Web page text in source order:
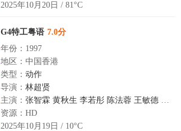
2025年10月20日 / 81°C
G4特工粤语 7.0分
年份：1997
地区：中国香港
类型： 动作
导演： 林超贤
主演： 张智霖 黄秋生 李若彤 陈法蓉 王敏德 程峰
资源：HD
2025年10月19日 / 10°C